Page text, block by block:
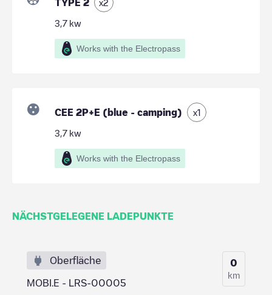
TYPE 2 x2
3,7 kw
Works with the Electropass
CEE 2P+E (blue - camping) x1
3,7 kw
Works with the Electropass
NÄCHSTGELEGENE LADEPUNKTE
Oberfläche
MOBI.E - LRS-00005
0
km